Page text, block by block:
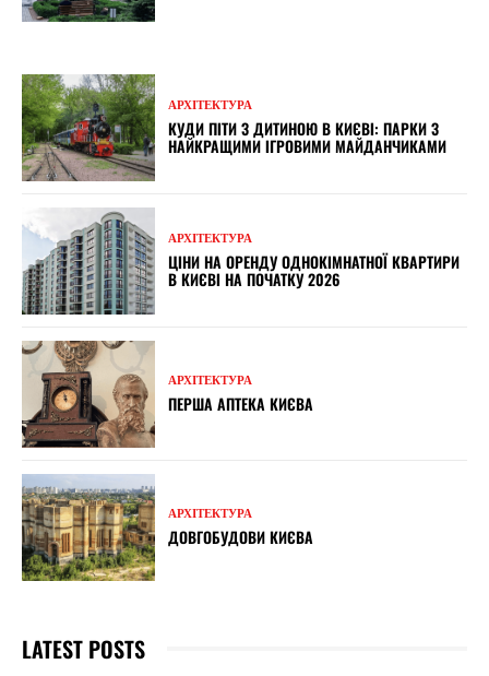
АРХІТЕКТУРА
КУДИ ПІТИ З ДИТИНОЮ В КИЄВІ: ПАРКИ З
НАЙКРАЩИМИ ІГРОВИМИ МАЙДАНЧИКАМИ
АРХІТЕКТУРА
ЦІНИ НА ОРЕНДУ ОДНОКІМНАТНОЇ КВАРТИРИ
В КИЄВІ НА ПОЧАТКУ 2026
АРХІТЕКТУРА
ПЕРША АПТЕКА КИЄВА
АРХІТЕКТУРА
ДОВГОБУДОВИ КИЄВА
LATEST POSTS